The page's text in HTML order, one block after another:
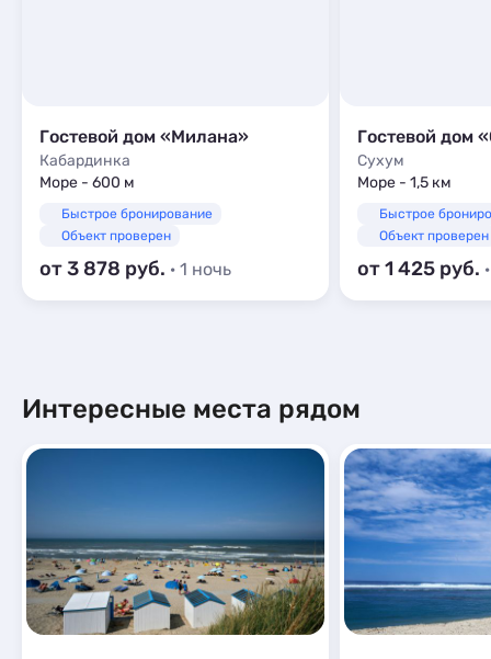
Гостевой дом «Милана»
Кабардинка
Море - 600 м
Быстрое бронирование
Объект проверен
от 3 878 · 1 ночь
Гостевой дом
Сухум
Море - 1,5 км
Быстрое
Объект проверен
от 1 425
Интересные места рядом